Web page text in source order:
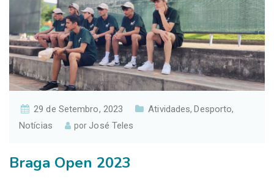
29 de Setembro, 2023 Atividades, Desporto,
Notícias porJosé Teles
Braga Open 2023